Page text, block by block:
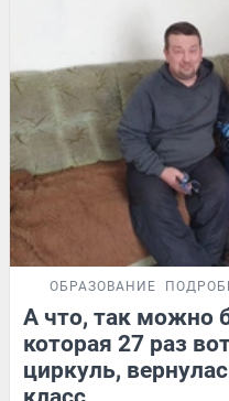
ОБРАЗОВАНИЕ
А что, так можно
которая 27 раз
циркуль,